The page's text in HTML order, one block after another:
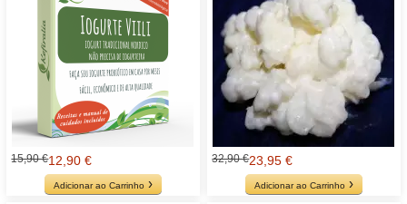
15,90 €12,90 €
Adicionar ao Carrinho
32,90 €23,95 €
Adicionar ao Carrinho